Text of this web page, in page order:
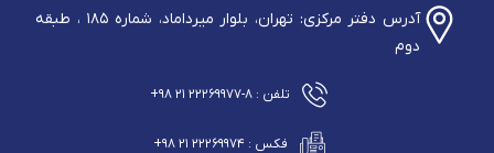
آدرس دفتر مرکزی: تهران، بلوار میرداماد، شماره ۱۸۵ ، طبقه
دوم
تلفن : ۸-۲۲۲۶۹۹۷۷ ۲۱ ۹۸+
فکس : ۲۲۲۶۹۹۷۴ ۲۱ ۹۸+